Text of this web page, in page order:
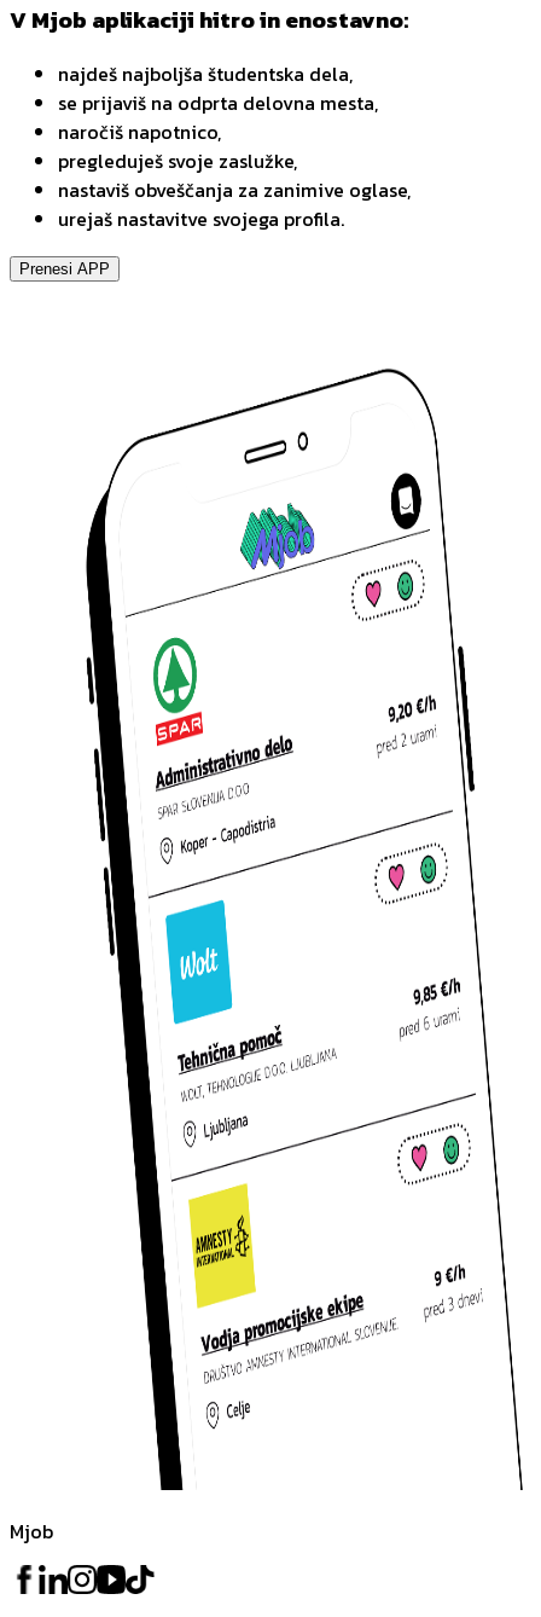
V Mjob aplikaciji hitro in enostavno:
najdeš najboljša študentska dela,
se prijaviš na odprta delovna mesta,
naročiš napotnico,
pregleduješ svoje zaslužke,
nastaviš obveščanja za zanimive oglase,
urejaš nastavitve svojega profila.
Prenesi APP
Mjob